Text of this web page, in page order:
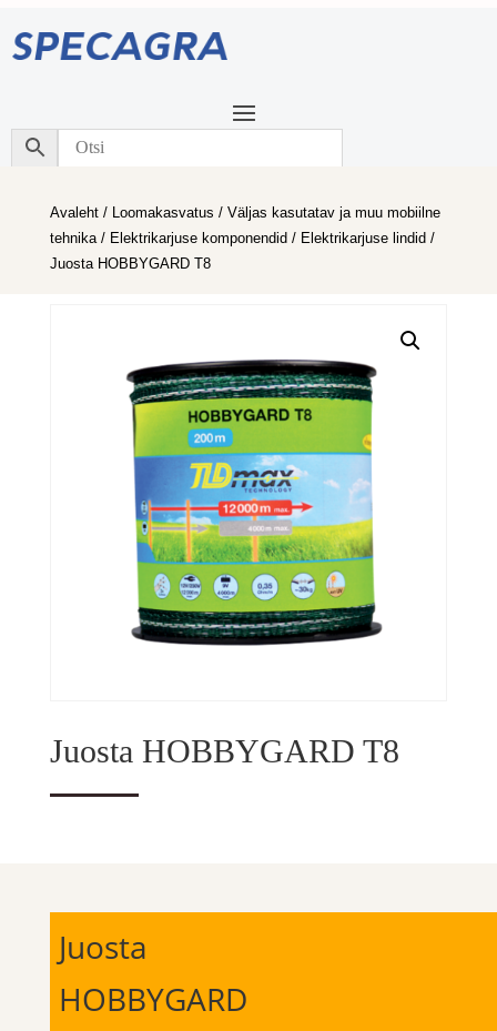
Avaleht/ Loomakasvatus / Väljas kasutatav ja muu mobiilne
tehnika/ Elektrikarjuse komponendid / Elektrikarjuse lindid /
Juosta HOBBYGARD T8
Juosta HOBBYGARD T8
Juosta
HOBBYGARD